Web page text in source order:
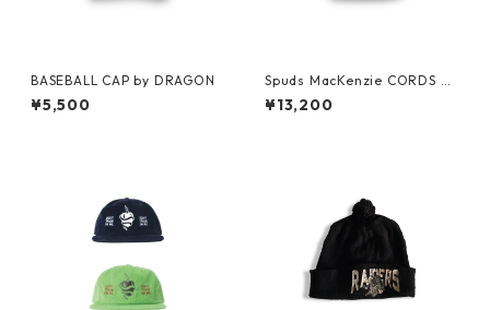
BASEBALL CAP by DRAGON
¥5,500
Spuds MacKenzie CORDS C
AP by BUD LIGHT
¥13,200